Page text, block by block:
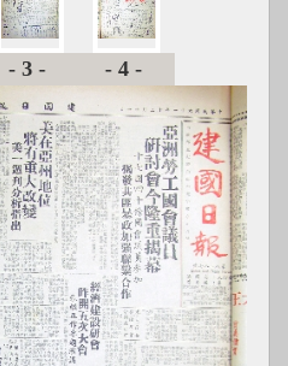
-3- -4-